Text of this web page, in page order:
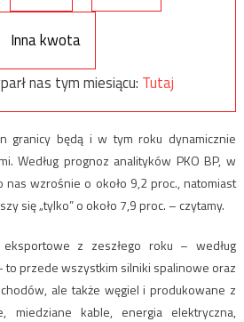
Inna kwota
nas tym miesiącu: Tutaj
granicy będą i w tym roku dynamicznie
Według prognoz analityków PKO BP, w
nas wzrośnie o około 9,2 proc., natomiast
się „tylko” o około 7,9 proc. – czytamy.
z zeszłego roku – według
to przede wszystkim silniki spalinowe oraz
ale także węgiel i produkowane z
miedziane kable, energia elektryczna,